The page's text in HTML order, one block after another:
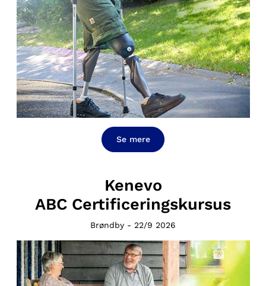
Se mere
Kenevo
ABC Certificeringskursus
Brøndby - 22/9 2026